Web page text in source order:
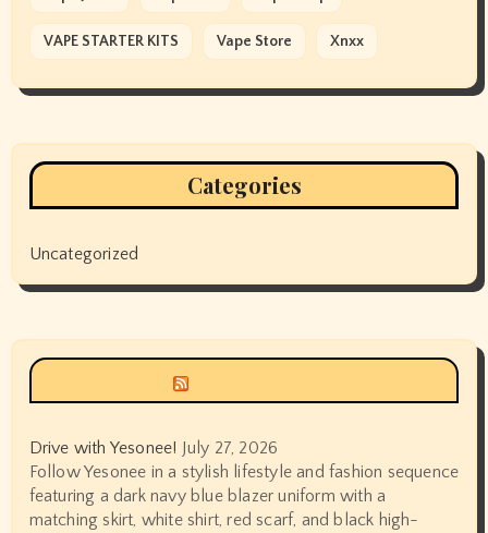
VAPE STARTER KITS Vape Store Xnxx
Categories
Uncategorized
Drive with Yesonee! July 27, 2026
Follow Yesonee in a stylish lifestyle and fashion sequence
featuring a dark navy blue blazer uniform with a
matching skirt, white shirt, red scarf, and black high-